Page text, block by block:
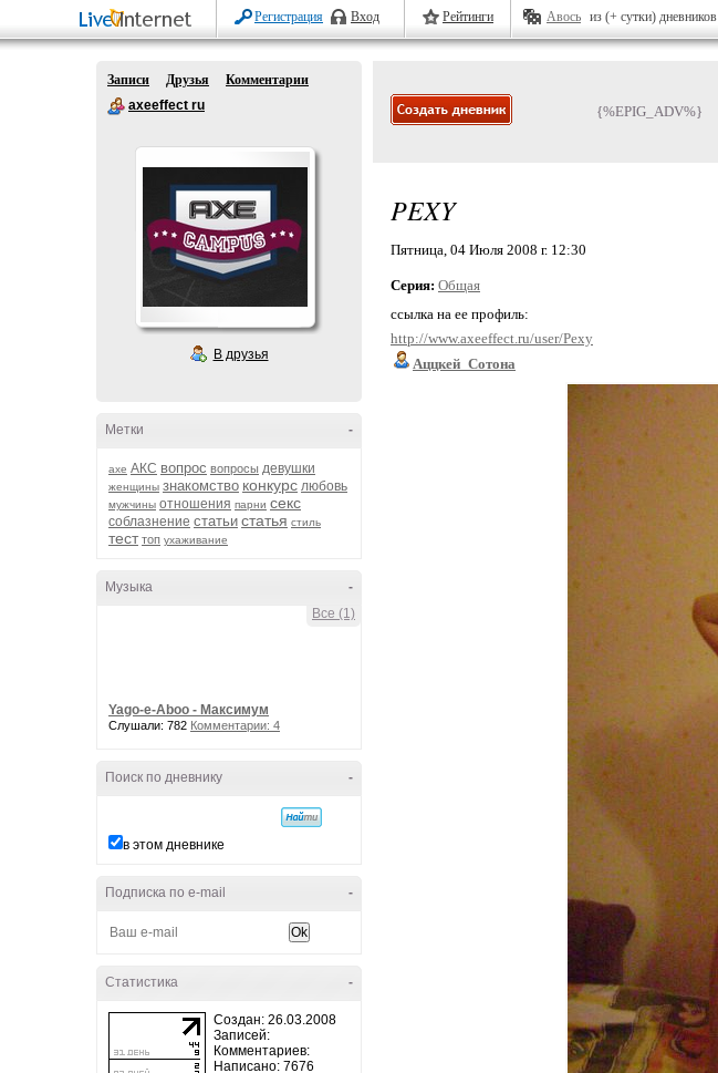
Регистрация Вход Рейтинги Авось из (+ сутки) дневников
Записи Друзья
Комментарии
axeeffect ru
В друзья
-
Метки
axe АКС вопрос вопросы девушки
женщины знакомство конкурс любовь
мужчины отношения парни секс
соблазнение статьи статья стиль
тест топ ухаживание
-
Музыка
Все (1)
Yago-e-Aboo - Максимум
Слушали: 782 Комментарии: 4
-
Поиск по дневнику
в этом дневнике
-
Подписка по e-mail
-
Статистика
Создан: 26.03.2008
Записей:
Комментариев:
Написано: 7676
{%EPIG_ADV%}
PEXY
Пятница, 04 Июля 2008 г. 12:30
Серия: Общая
ссылка на ее профиль:
http://www.axeeffect.ru/user/Pexy
Аццкей_Сотона